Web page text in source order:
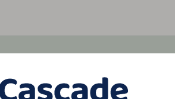
vol historie, natuur en